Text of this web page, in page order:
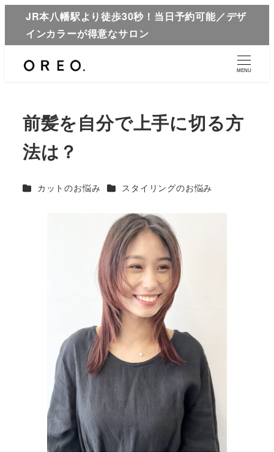
JR本八幡駅より徒歩30秒！当日予約可能／デザ
インカラーが得意なサロン
MENU
前髪を自分で上手に切る方
法は？
カテゴリー
カットのお悩み カテゴリー
スタイリングのお悩み